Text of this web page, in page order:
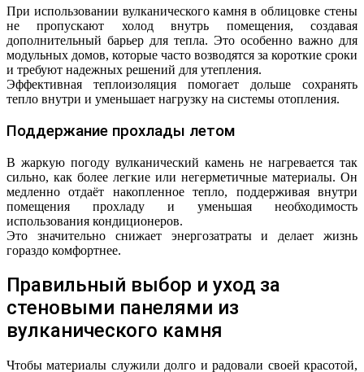
При использовании вулканического камня в облицовке стены
не пропускают холод внутрь помещения, создавая
дополнительный барьер для тепла. Это особенно важно для
модульных домов, которые часто возводятся за короткие сроки
и требуют надежных решений для утепления.
Эффективная теплоизоляция помогает дольше сохранять
тепло внутри и уменьшает нагрузку на системы отопления.
Поддержание прохлады летом
В жаркую погоду вулканический камень не нагревается так
сильно, как более легкие или негерметичные материалы. Он
медленно отдаёт накопленное тепло, поддерживая внутри
помещения прохладу и уменьшая необходимость
использования кондиционеров.
Это значительно снижает энергозатраты и делает жизнь
гораздо комфортнее.
Правильный выбор и уход за
стеновыми панелями из
вулканического камня
Чтобы материалы служили долго и радовали своей красотой,